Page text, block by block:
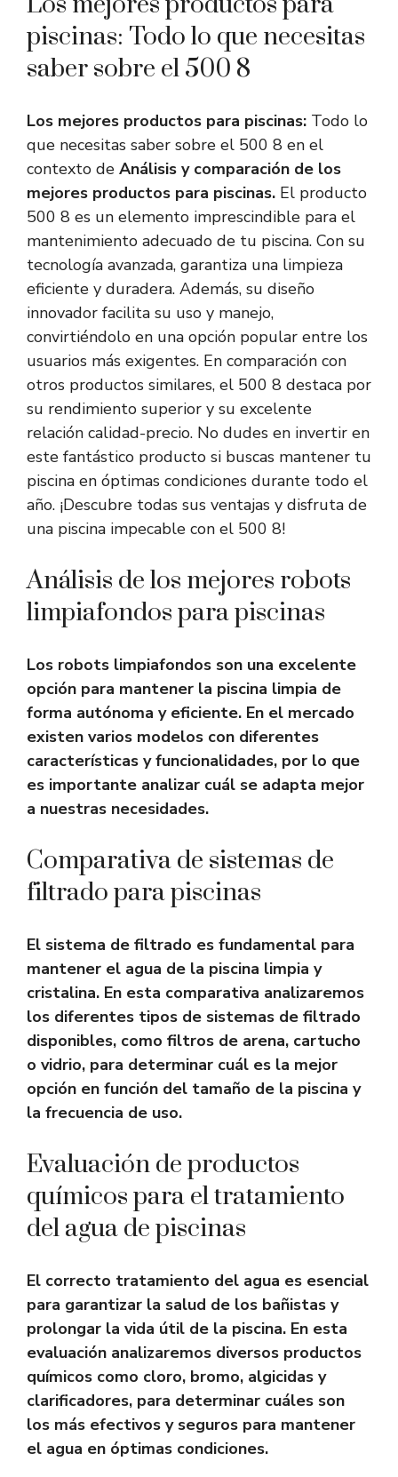
piscinas: Todo lo que necesitas
saber sobre el 500 8
Los mejores productos para piscinas: Todo lo
que necesitas saber sobre el 500 8 en el
contexto de Análisis y comparación de los
mejores productos para piscinas. El producto
500 8 es un elemento imprescindible para el
mantenimiento adecuado de tu piscina. Con su
tecnología avanzada, garantiza una limpieza
eficiente y duradera. Además, su diseño
innovador facilita su uso y manejo,
convirtiéndolo en una opción popular entre los
usuarios más exigentes. En comparación con
otros productos similares, el 500 8 destaca por
su rendimiento superior y su excelente
relación calidad-precio. No dudes en invertir en
este fantástico producto si buscas mantener tu
piscina en óptimas condiciones durante todo el
año. ¡Descubre todas sus ventajas y disfruta de
una piscina impecable con el 500 8!
Análisis de los mejores robots
limpiafondos para piscinas
Los robots limpiafondos son una excelente
opción para mantener la piscina limpia de
forma autónoma y eficiente. En el mercado
existen varios modelos con diferentes
características y funcionalidades, por lo que
es importante analizar cuál se adapta mejor
a nuestras necesidades.
Comparativa de sistemas de
filtrado para piscinas
El sistema de filtrado es fundamental para
mantener el agua de la piscina limpia y
cristalina. En esta comparativa analizaremos
los diferentes tipos de sistemas de filtrado
disponibles, como filtros de arena, cartucho
o vidrio, para determinar cuál es la mejor
opción en función del tamaño de la piscina y
la frecuencia de uso.
Evaluación de productos
químicos para el tratamiento
del agua de piscinas
El correcto tratamiento del agua es esencial
para garantizar la salud de los bañistas y
prolongar la vida útil de la piscina. En esta
evaluación analizaremos diversos productos
químicos como cloro, bromo, algicidas y
clarificadores, para determinar cuáles son
los más efectivos y seguros para mantener
el agua en óptimas condiciones.